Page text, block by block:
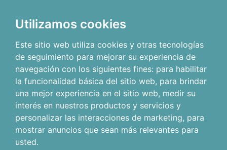
Utilizamos cookies
Este sitio web utiliza cookies y otras tecnologías
de seguimiento para mejorar su experiencia de
navegación con los siguientes fines: para habilitar
la funcionalidad básica del sitio web, para brindar
una mejor experiencia en el sitio web, medir su
interés en nuestros productos y servicios y
personalizar las interacciones de marketing, para
mostrar anuncios que sean más relevantes para
usted.